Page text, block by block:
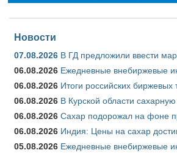
Новости
07.08.2026 В ГД предложили ввести
06.08.2026 Ежедневные внебиржевые
06.08.2026 Итоги российских биржевых
06.08.2026 В Курской области
06.08.2026 Сахар подорожал на фоне
06.08.2026 Индия: Цены на сахар
05.08.2026 Ежедневные внебиржевые